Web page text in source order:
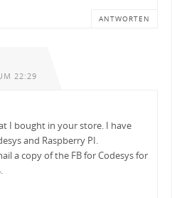
ANTWORTEN
22:29
I bought in your store. I have
and Raspberry PI.
a copy of the FB for Codesys for